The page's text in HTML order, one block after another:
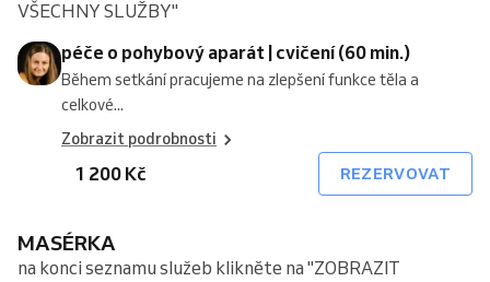
VŠECHNY SLUŽBY"
péče o pohybový aparát | cvičení (60 min.)
Během setkání pracujeme na zlepšení funkce těla a
celkové...
Zobrazit podrobnosti
1 200 Kč REZERVOVAT
MASÉRKA
na konci seznamu služeb klikněte na "ZOBRAZIT